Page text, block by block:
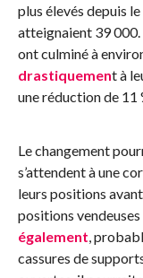
plus élevés depuis
atteignaient 39
ont culminé à
drastiquement à
une réduction de 11
Le changement
s’attendent à une
leurs positions avant
positions
également ,
cassures de